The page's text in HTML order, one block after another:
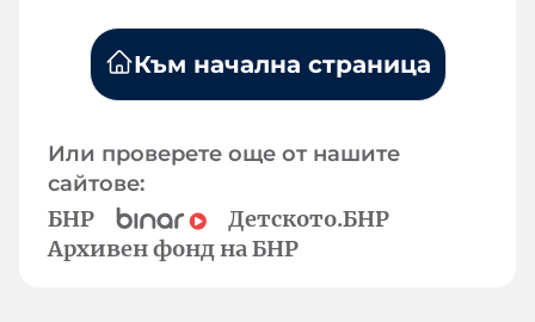
Към начална страница
Или проверете още от нашите
сайтове:
БНР
Детското.БНР
Архивен фонд на БНР